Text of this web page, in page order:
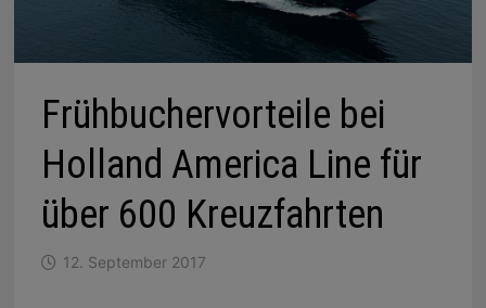
Frühbuchervorteile bei
Holland America Line für
über 600 Kreuzfahrten
12. September 2017